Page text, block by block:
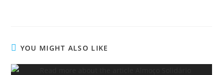
YOU MIGHT ALSO LIKE